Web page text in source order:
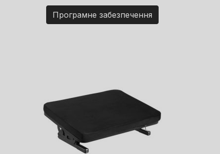
Програмне забезпечення